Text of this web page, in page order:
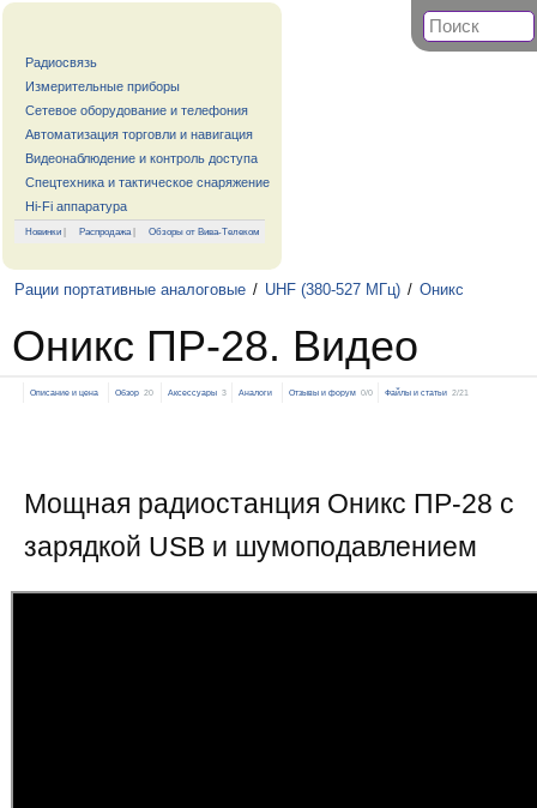
Радиосвязь
Измерительные приборы
Сетевое оборудование и телефония
Автоматизация торговли и навигация
Видеонаблюдение и контроль доступа
Спецтехника и тактическое снаряжение
Hi-Fi аппаратура
Новинки | Распродажа| Обзоры от Вива-Телеком
Рации портативные аналоговые / UHF (380-527 МГц) / Оникс
Оникс ПР-28. Видео
Описание и цена Обзор 20 Аксессуары 3 Аналоги Отзывы и форум 0/0 Файлы и статьи 2/21
Мощная радиостанция Оникс ПР-28 с
зарядкой USB и шумоподавлением